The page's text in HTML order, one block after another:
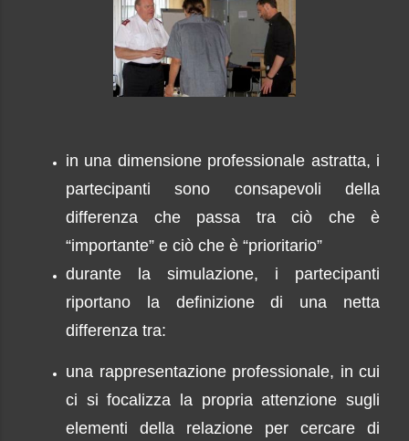
in una dimensione professionale astratta, i
partecipanti sono consapevoli della
differenza che passa tra ciò che è
“importante” e ciò che è “prioritario”
durante la simulazione, i partecipanti
riportano la definizione di una netta
differenza tra:
una rappresentazione professionale, in cui
ci si focalizza la propria attenzione sugli
elementi della relazione per cercare di